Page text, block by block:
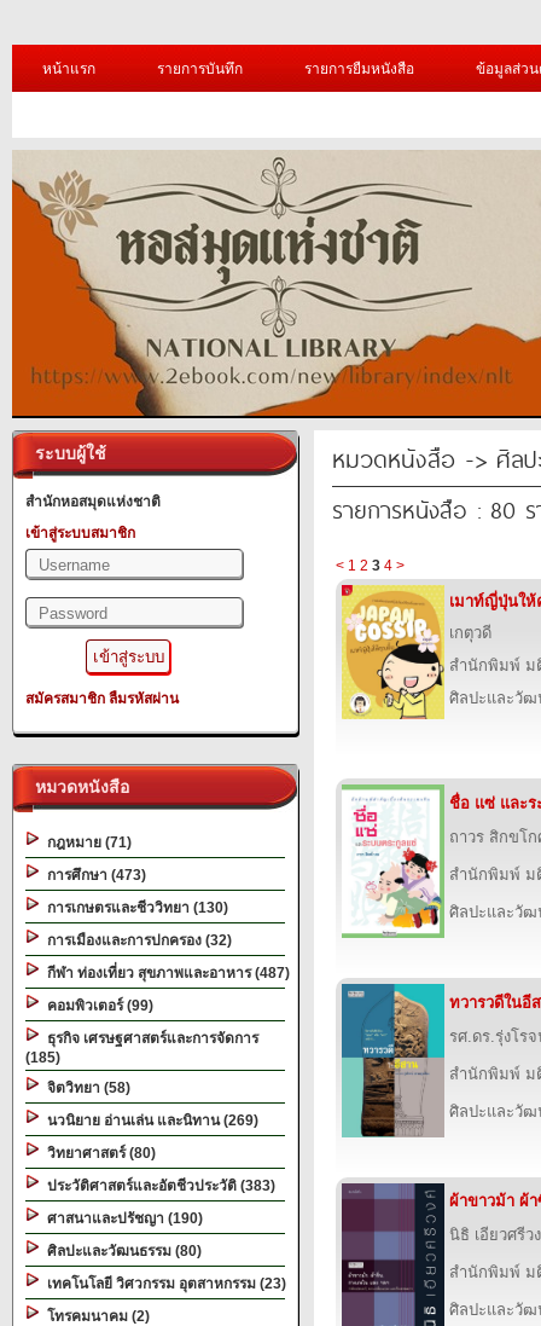
หน้าแรก รายการบันทึก รายการยืมหนังสือ ข้อมูลส่ว
ระบบผู้ใช้
สำนักหอสมุดแห่งชาติ
เข้าสู่ระบบสมาชิก
สมัครสมาชิก ลืมรหัสผ่าน
หมวดหนังสือ
กฎหมาย (71)
การศึกษา (473)
การเกษตรและชีววิทยา (130)
การเมืองและการปกครอง (32)
กีฬา ท่องเที่ยว สุขภาพและอาหาร (487)
คอมพิวเตอร์ (99)
ธุรกิจ เศรษฐศาสตร์และการจัดการ
(185)
จิตวิทยา (58)
นวนิยาย อ่านเล่น และนิทาน (269)
วิทยาศาสตร์ (80)
ประวัติศาสตร์และอัตชีวประวัติ (383)
ศาสนาและปรัชญา (190)
ศิลปะและวัฒนธรรม (80)
เทคโนโลยี วิศวกรรม อุตสาหกรรม (23)
โทรคมนาคม (2)
หมวดหนังสือ -> ศิลป
รายการหนังสือ : 80 ร
< 1 2 3 4 >
เมาท์ญี่ปุ่นใ
เกตุวดี
สำนักพิมพ์ ม
ศิลปะและวัฒ
ชื่อ แซ่ และร
ถาวร สิกขโ
สำนักพิมพ์ ม
ศิลปะและวัฒ
ทวารวดีในอี
รศ.ดร.รุ่งโร
สำนักพิมพ์ ม
ศิลปะและวัฒ
ผ้าขาวม้า ผ้า
นิธิ เอียวศรีว
สำนักพิมพ์ ม
ศิลปะและวัฒ